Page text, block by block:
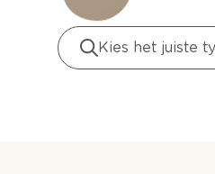
Kies het juiste